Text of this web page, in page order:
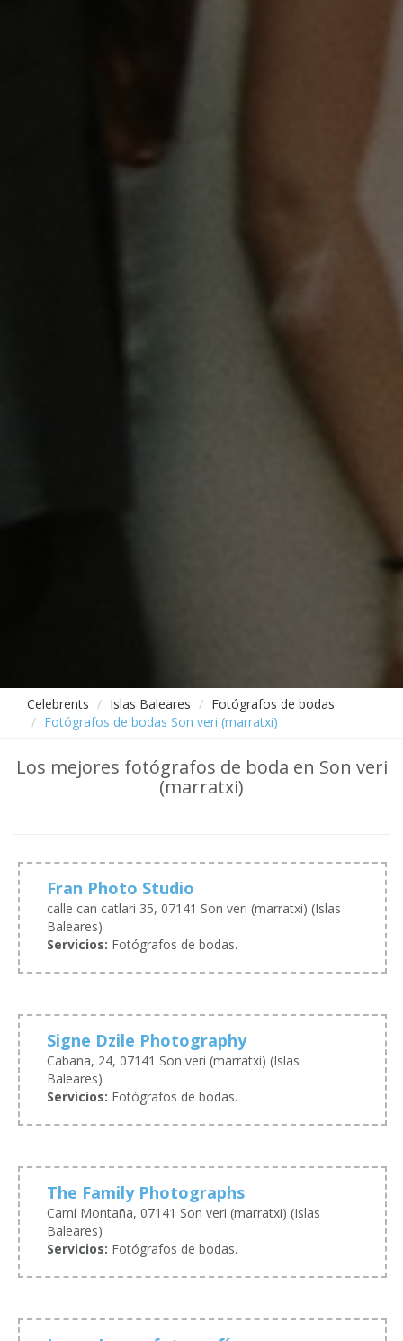
Celebrents Islas Baleares
Fotógrafos de bodas
Fotógrafos de bodas Son veri (marratxi)
Los mejores fotógrafos de boda en Son veri
(marratxi)
Fran Photo Studio
calle can catlari 35, 07141 Son veri (marratxi) (Islas
Baleares)
Servicios: Fotógrafos de bodas.
Signe Dzile Photography
Cabana, 24, 07141 Son veri (marratxi) (Islas
Baleares)
Servicios: Fotógrafos de bodas.
The Family Photographs
Camí Montaña, 07141 Son veri (marratxi) (Islas
Baleares)
Servicios: Fotógrafos de bodas.